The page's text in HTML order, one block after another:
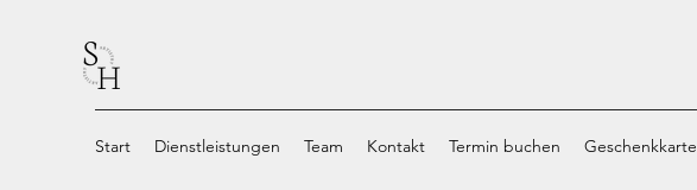
Start Dienstleistungen Team Kontakt Termin buchen Geschenkkarte